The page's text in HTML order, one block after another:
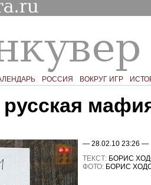
РОССИЯ ВОКРУГ ИГР
русская
— 28.02.10 23:26 —
ТЕКСТ: БОРИС
ФОТО: БОРИС